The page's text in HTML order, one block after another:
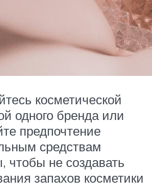
косметической
одного бренда или
предпочтение
средствам
чтобы не создавать
запахов косметики